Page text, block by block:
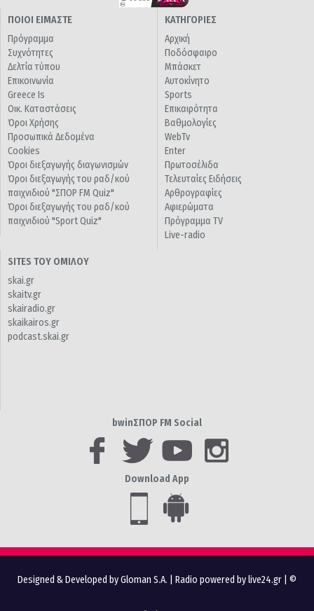
ΠΟΙΟΙ ΕΙΜΑΣΤΕ
Πρόγραμμα
Συχνότητες
Δελτία τύπου
Επικοινωνία
Greece Is
Οικ. Καταστάσεις
Όροι Χρήσης
Προσωπικά Δεδομένα
Cookies
Όροι διεξαγωγής διαγωνισμών
Όροι διεξαγωγής του ραδ/κού
παιχνιδιού "ΣΠΟΡ FM Quiz"
Όροι διεξαγωγής του ραδ/κού
παιχνιδιού "Sport Quiz"
ΚΑΤΗΓΟΡΙΕΣ
Αρχική
Ποδόσφαιρο
Μπάσκετ
Αυτοκίνητο
Sports
Επικαιρότητα
Βαθμολογίες
WebTv
Enter
Πρωτοσέλιδα
Τελευταίες Ειδήσεις
Αρθρογραφίες
Αφιερώματα
Πρόγραμμα TV
Live-radio
SITES ΤΟΥ ΟΜΙΛΟΥ
skai.gr
skaitv.gr
skairadio.gr
skaikairos.gr
podcast.skai.gr
bwinΣΠΟΡ FM Social
Download App
Designed & Developed by Gloman S.A. Radio powered by live24.gr | ©